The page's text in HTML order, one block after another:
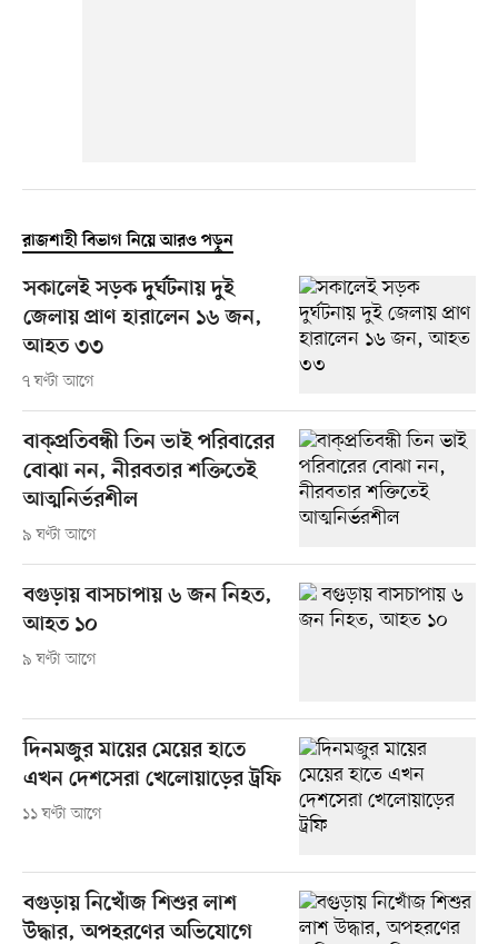
রাজশাহী বিভাগ নিয়ে আরও পড়ুন
সকালেই সড়ক দুর্ঘটনায় দুই
জেলায় প্রাণ হারালেন ১৬ জন,
আহত ৩৩
৭ ঘণ্টা আগে
বাক্প্রতিবন্ধী তিন ভাই পরিবারের
বোঝা নন, নীরবতার শক্তিতেই
আত্মনির্ভরশীল
৯ ঘণ্টা আগে
বগুড়ায় বাসচাপায় ৬ জন নিহত,
আহত ১০
৯ ঘণ্টা আগে
দিনমজুর মায়ের মেয়ের হাতে
এখন দেশসেরা খেলোয়াড়ের ট্রফি
১১ ঘণ্টা আগে
বগুড়ায় নিখোঁজ শিশুর লাশ
উদ্ধার, অপহরণের অভিযোগে